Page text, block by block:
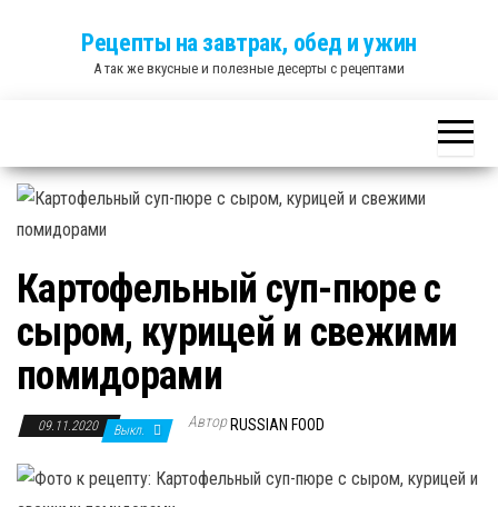
Рецепты на завтрак, обед и ужин
А так же вкусные и полезные десерты с рецептами
Картофельный суп-пюре с
сыром, курицей и свежими
помидорами
09.11.2020 Выкл. Автор RUSSIAN FOOD